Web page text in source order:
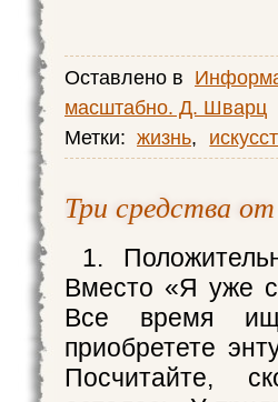
Оставлено в
масштабно. Д. Шварц
Метки: жизнь,
Три средства
1.
Вместо «Я уже
Все время
приобретете
Посчитайте,